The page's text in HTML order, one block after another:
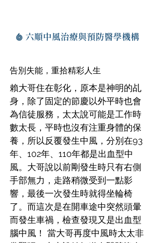
六順中風治療與預防醫學機構
告別失能，重拾精彩人生
賴大哥住在彰化，原本是神明的乩
身，除了固定的節慶以外平時也會
為信徒服務，太太說可能是工作時
數太長，平時也沒有注重身體的保
養，所以反覆發生中風，分別在93
年、102年、110年都是出血型中
風。大哥說以前剛發生時只有右側
手部無力，走路稍微受到一點影
響，最後一次發生時就得坐輪椅
了。而這次是在開車途中突然頭暈
而發生車禍，檢查發現又是出血型
腦中風！ 當大哥再度中風時太太非